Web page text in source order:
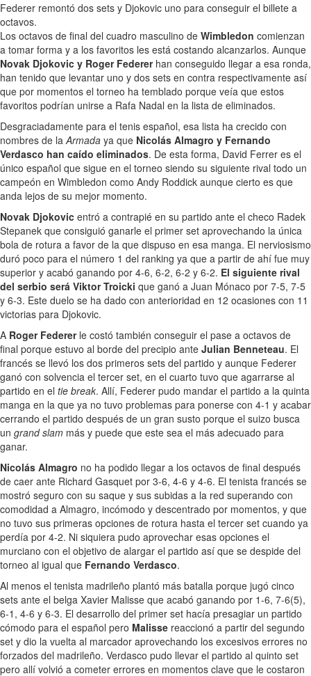
Federer remontó dos sets y Djokovic uno para conseguir el billete a
octavos.
Los octavos de final del cuadro masculino de Wimbledon comienzan
a tomar forma y a los favoritos les está costando alcanzarlos. Aunque
Novak Djokovic y Roger Federerhan conseguido llegar a esa ronda,
han tenido que levantar uno y dos sets en contra respectivamente así
que por momentos el torneo ha temblado porque veía que estos
favoritos podrían unirse a Rafa Nadal en la lista de eliminados.
Desgraciadamente para el tenis español, esa lista ha crecido con
nombres de laArmada ya que Nicolás Almagro y Fernando
Verdasco han caído eliminados. De esta forma, David Ferrer es el
único español que sigue en el torneo siendo su siguiente rival todo un
campeón en Wimbledon como Andy Roddick aunque cierto es que
anda lejos de su mejor momento.
Novak Djokovic entró a contrapié en su partido ante el checo Radek
Stepanek que consiguió ganarle el primer set aprovechando la única
bola de rotura a favor de la que dispuso en esa manga. El nerviosismo
duró poco para el número 1 del ranking ya que a partir de ahí fue muy
superior y acabó ganando por 4-6, 6-2, 6-2 y 6-2. El siguiente rival
del serbio será Viktor Troicki que ganó a Juan Mónaco por 7-5, 7-5
y 6-3. Este duelo se ha dado con anterioridad en 12 ocasiones con 11
victorias para Djokovic.
A Roger Federerle costó también conseguir el pase a octavos de
final porque estuvo al borde del precipio ante Julian Benneteau. El
francés se llevó los dos primeros sets del partido y aunque Federer
ganó con solvencia el tercer set, en el cuarto tuvo que agarrarse al
partido en el tie break. Allí, Federer pudo mandar el partido a la quinta
manga en la que ya no tuvo problemas para ponerse con 4-1 y acabar
cerrando el partido después de un gran susto porque el suizo busca
un grand slam más y puede que este sea el más adecuado para
ganar.
Nicolás Almagro no ha podido llegar a los octavos de final después
de caer ante Richard Gasquet por 3-6, 4-6 y 4-6. El tenista francés se
mostró seguro con su saque y sus subidas a la red superando con
comodidad a Almagro, incómodo y descentrado por momentos, y que
no tuvo sus primeras opciones de rotura hasta el tercer set cuando ya
perdía por 4-2. Ni siquiera pudo aprovechar esas opciones el
murciano con el objetivo de alargar el partido así que se despide del
torneo al igual que Fernando Verdasco.
Al menos el tenista madrileño plantó más batalla porque jugó cinco
sets ante el belga Xavier Malisse que acabó ganando por 1-6, 7-6(5),
6-1, 4-6 y 6-3. El desarrollo del primer set hacía presagiar un partido
cómodo para el español pero Malisse reaccionó a partir del segundo
set y dio la vuelta al marcador aprovechando los excesivos errores no
forzados del madrileño. Verdasco pudo llevar el partido al quinto set
pero allí volvió a cometer errores en momentos clave que le costaron